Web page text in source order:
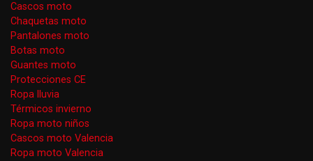
Cascos moto
Chaquetas moto
Pantalones moto
Botas moto
Guantes moto
Protecciones CE
Ropa lluvia
Térmicos invierno
Ropa moto niños
Cascos moto Valencia
Ropa moto Valencia